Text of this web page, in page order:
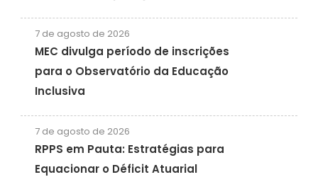
7 de agosto de 2026
MEC divulga período de inscrições
para o Observatório da Educação
Inclusiva
7 de agosto de 2026
RPPS em Pauta: Estratégias para
Equacionar o Déficit Atuarial